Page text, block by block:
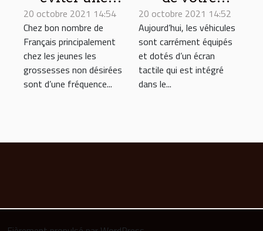
grossesse non
désirée ?
20 octobre 2021 14:54
Chez bon nombre de
Français principalement
chez les jeunes les
grossesses non désirées
sont d’une fréquence...
véhicule :
astuces pour
son entretien
20 octobre 2021 14:52
Aujourd’hui, les véhicules
sont carrément équipés
et dotés d’un écran
tactile qui est intégré
dans le...